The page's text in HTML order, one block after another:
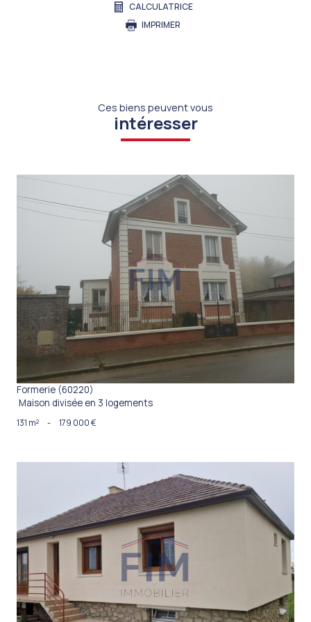
CALCULATRICE
IMPRIMER
Ces biens peuvent vous
intéresser
VOIR LE BIEN
Formerie (60220)
Maison divisée en 3 logements
131 m² - 179 000 €
VOIR LE BIEN